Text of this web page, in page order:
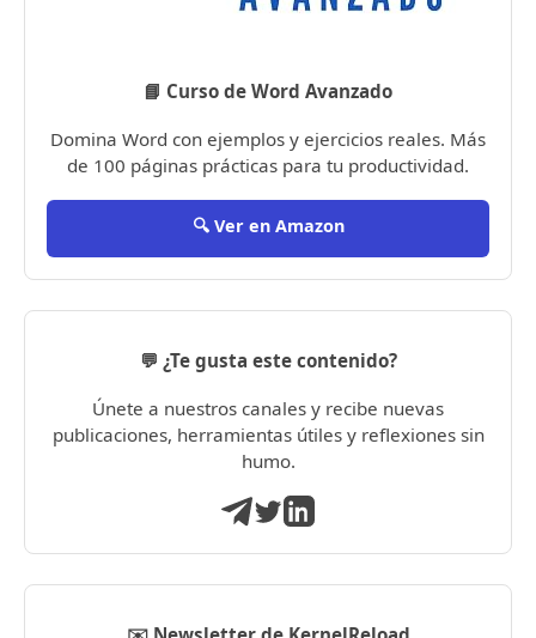
📘 Curso de Word Avanzado
Domina Word con ejemplos y ejercicios reales. Más
de 100 páginas prácticas para tu productividad.
🔍 Ver en Amazon
💬 ¿Te gusta este contenido?
Únete a nuestros canales y recibe nuevas
publicaciones, herramientas útiles y reflexiones sin
humo.